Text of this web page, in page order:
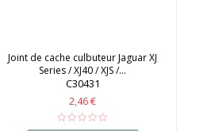
Joint de cache culbuteur Jaguar XJ
Series / XJ40 / XJS /...
C30431
2,46 €